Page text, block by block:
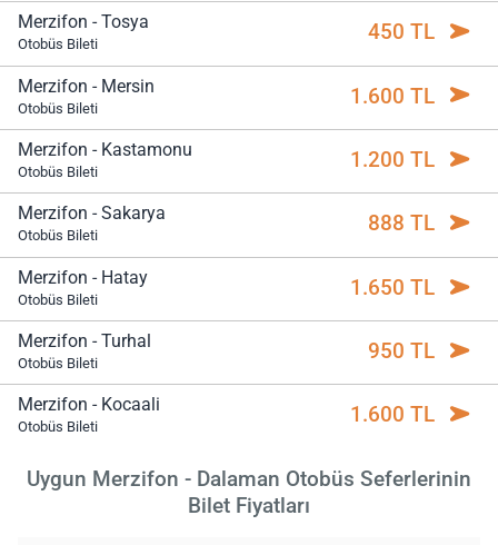
Merzifon - Tosya
Otobüs Bileti 450 TL
Merzifon - Mersin
Otobüs Bileti 1.600 TL
Merzifon - Kastamonu
Otobüs Bileti 1.200 TL
Merzifon - Sakarya
Otobüs Bileti 888 TL
Merzifon - Hatay
Otobüs Bileti 1.650 TL
Merzifon - Turhal
Otobüs Bileti 950 TL
Merzifon - Kocaali
Otobüs Bileti 1.600 TL
Uygun Merzifon - Dalaman Otobüs Seferlerinin
Bilet Fiyatları